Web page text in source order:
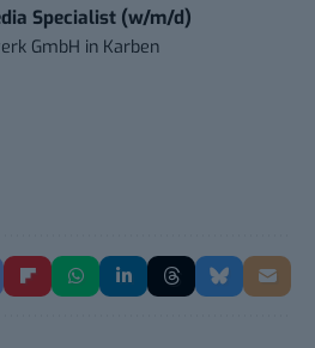
Specialist (w/m/d)
GmbH in Karben